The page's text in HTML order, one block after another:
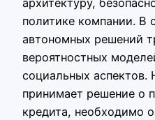
архитектуру,
политике компании. В
автономных решений
вероятностных
социальных
принимает решение о
кредита, необходимо